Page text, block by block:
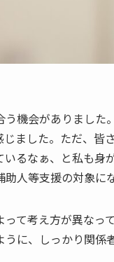
機会がありました
ました。ただ、皆
るなぁ、と私も身
人等支援の対象に
て考え方が異なっ
に、しっかり関